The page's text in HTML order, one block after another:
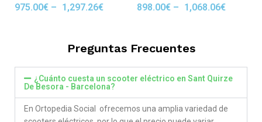
Rated
975.00€ – 1,297.26€
Rated
898.00€ – 1,068.06€
Preguntas Frecuentes
¿Cuánto cuesta un scooter eléctrico en Sant Quirze
De Besora - Barcelona?
En Ortopedia Social ofrecemos una amplia variedad de